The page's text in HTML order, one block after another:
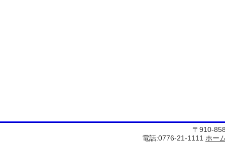
〒910-
電話:0776-21-1111 ホー